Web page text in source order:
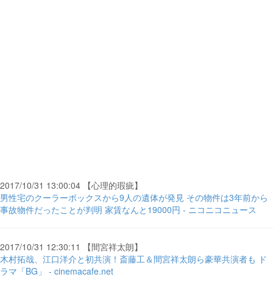
2017/10/31 13:00:04 【心理的瑕疵】
男性宅のクーラーボックスから9人の遺体が発見 その物件は3年前から
事故物件だったことが判明 家賃なんと19000円 - ニコニコニュース
2017/10/31 12:30:11 【間宮祥太朗】
木村拓哉、江口洋介と初共演！斎藤工＆間宮祥太朗ら豪華共演者も ド
ラマ「BG」 - cinemacafe.net